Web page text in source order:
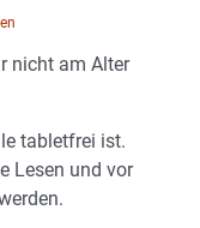
nicht am Alter
tabletfrei ist.
Lesen und vor